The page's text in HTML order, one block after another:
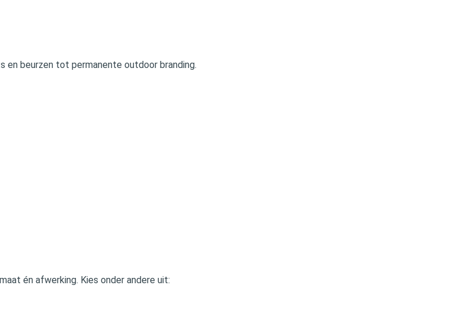
beurzen tot permanente outdoor branding.
én afwerking. Kies onder andere uit: